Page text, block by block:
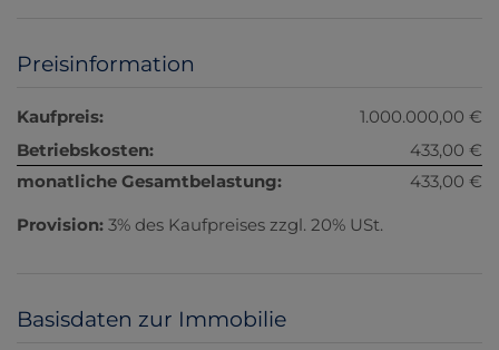
Preisinformation
Kaufpreis:
1.000.000,00 €
Betriebskosten:
433,00 €
monatliche Gesamtbelastung:
433,00 €
Provision: 3% des Kaufpreises zzgl. 20% USt.
Basisdaten zur Immobilie